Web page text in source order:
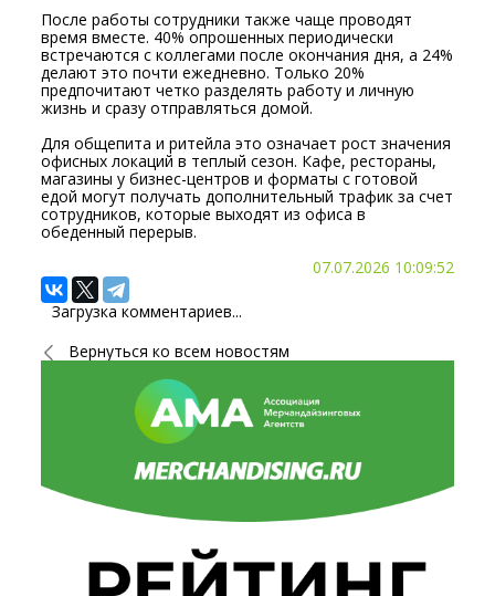
После работы сотрудники также чаще проводят
время вместе. 40% опрошенных периодически
встречаются с коллегами после окончания дня, а 24%
делают это почти ежедневно. Только 20%
предпочитают четко разделять работу и личную
жизнь и сразу отправляться домой.
Для общепита и ритейла это означает рост значения
офисных локаций в теплый сезон. Кафе, рестораны,
магазины у бизнес-центров и форматы с готовой
едой могут получать дополнительный трафик за счет
сотрудников, которые выходят из офиса в
обеденный перерыв.
07.07.2026 10:09:52
Загрузка комментариев...
Вернуться ко всем новостям